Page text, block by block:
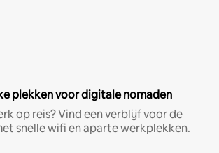
plekken voor digitale nomaden
op reis? Vind een verblijf voor de
snelle wifi en aparte werkplekken.